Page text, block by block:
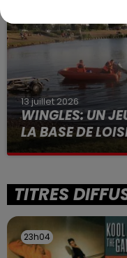
13 juillet 2026
WINGLES: UN
LA BASE DE
La victime a coulé
TITRES
23h04
23h04